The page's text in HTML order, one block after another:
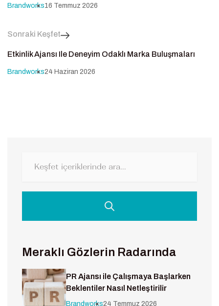
Brandworks16 Temmuz 2026
Sonraki Keşfet
Etkinlik Ajansı Ile Deneyim Odaklı Marka Buluşmaları
Brandworks24 Haziran 2026
Meraklı Gözlerin Radarında
PR Ajansı ile Çalışmaya Başlarken
Beklentiler Nasıl Netleştirilir
Brandworks24 Temmuz 2026